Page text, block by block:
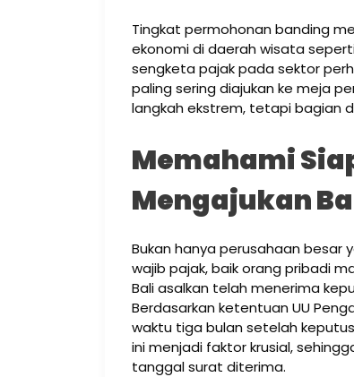
Tingkat permohonan banding
ekonomi di daerah wisata
sengketa pajak pada sektor
paling sering diajukan ke meja
langkah ekstrem, tetapi bagian
Memahami
Mengajukan
Bukan hanya perusahaan besar
wajib pajak, baik orang pribadi
Bali asalkan telah menerima
Berdasarkan ketentuan UU
waktu tiga bulan setelah
ini menjadi faktor krusial,
tanggal surat diterima.